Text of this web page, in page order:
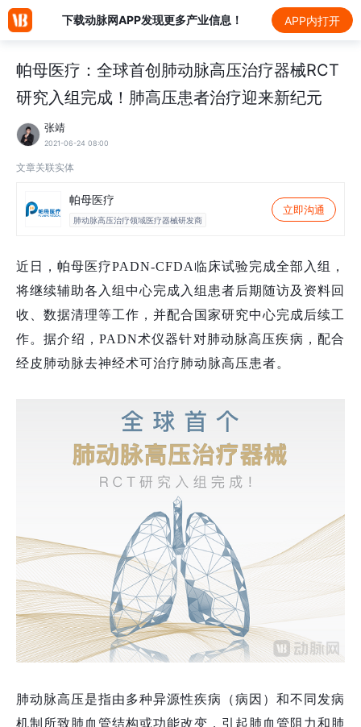
下载动脉网APP发现更多产业信息！ APP内打开
帕母医疗：全球首创肺动脉高压治疗器械RCT
研究入组完成！肺高压患者治疗迎来新纪元
张靖
2021-06-24 08:00
文章关联实体
帕母医疗
肺动脉高压治疗领域医疗器械研发商
立即沟通
近日，帕母医疗PADN-CFDA临床试验完成全部入组，
将继续辅助各入组中心完成入组患者后期随访及资料回
收、数据清理等工作，并配合国家研究中心完成后续工
作。据介绍，PADN术仪器针对肺动脉高压疾病，配合
经皮肺动脉去神经术可治疗肺动脉高压患者。
肺动脉高压是指由多种异源性疾病（病因）和不同发病
机制所致肺血管结构或功能改变，引起肺血管阻力和肺